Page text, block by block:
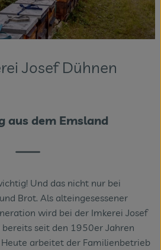
Josef Dühnen
aus dem Emsland
Und das nicht nur bei
Brot. Als alteingesessener
wird bei der Imkerei Josef
bereits seit den 1950er Jahren
arbeitet der Familienbetrieb